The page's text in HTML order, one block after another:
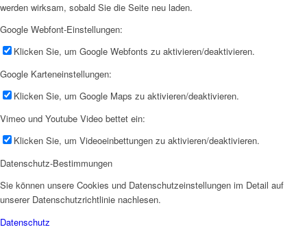
werden wirksam, sobald Sie die Seite neu laden.
Google Webfont-Einstellungen:
Klicken Sie, um Google Webfonts zu aktivieren/deaktivieren.
Google Karteneinstellungen:
Klicken Sie, um Google Maps zu aktivieren/deaktivieren.
Vimeo und Youtube Video bettet ein:
Klicken Sie, um Videoeinbettungen zu aktivieren/deaktivieren.
Datenschutz-Bestimmungen
Sie können unsere Cookies und Datenschutzeinstellungen im Detail auf
unserer Datenschutzrichtlinie nachlesen.
Datenschutz